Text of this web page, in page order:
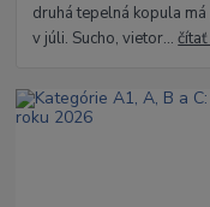
druhá tepelná kopula
v júli. Sucho, vietor...